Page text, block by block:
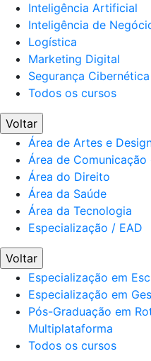
Inteligência Artificial
Inteligência de
Logística
Marketing Digital
Segurança Cibernética
Todos os cursos
Voltar
Área de Artes e
Área de Comunicação
Área do Direito
Área da Saúde
Área da Tecnologia
Especialização / EAD
Voltar
Especialização em
Especialização em
Pós-Graduação em
Multiplataforma
Todos os cursos